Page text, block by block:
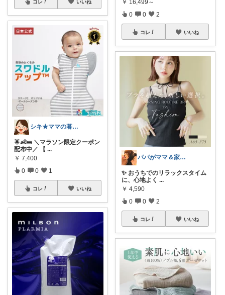
コレ いいね
シキ★ママの暮らし、キッズ
🌟👶🛌 ＼マラソン限定クーポン
配布中／ 【 ...
￥ 7,400
0 0 1
コレ いいね
￥ 16,499～
0 0 2
コレ いいね
パパがママ＆家族の笑顔の為に選ぶ品😆
✨ おうちでのリラックスタイム
に、心地よく ...
￥ 4,590
0 0 2
コレ いいね